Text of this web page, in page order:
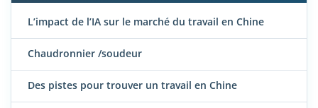
L’impact de l’IA sur le marché du travail en Chine
Chaudronnier /soudeur
Des pistes pour trouver un travail en Chine